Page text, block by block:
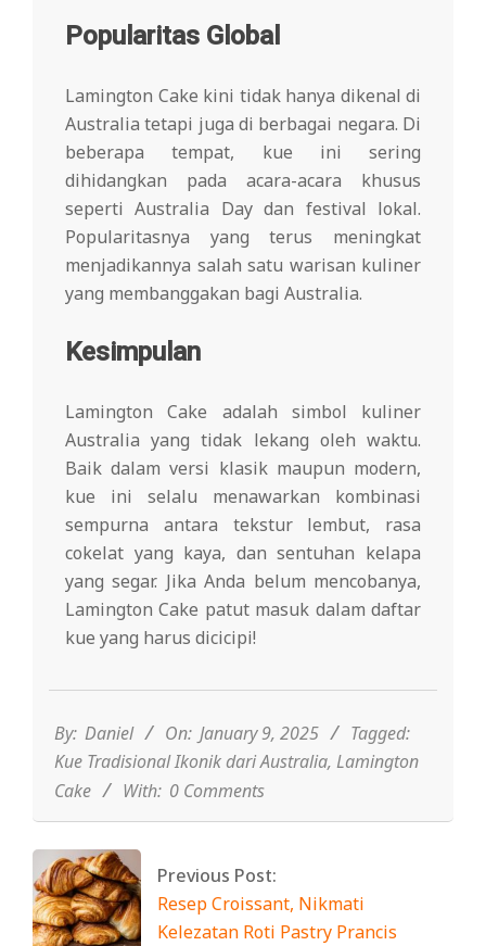
Popularitas Global
Lamington Cake kini tidak hanya dikenal di
Australia tetapi juga di berbagai negara. Di
beberapa tempat, kue ini sering
dihidangkan pada acara-acara khusus
seperti Australia Day dan festival lokal.
Popularitasnya yang terus meningkat
menjadikannya salah satu warisan kuliner
yang membanggakan bagi Australia.
Kesimpulan
Lamington Cake adalah simbol kuliner
Australia yang tidak lekang oleh waktu.
Baik dalam versi klasik maupun modern,
kue ini selalu menawarkan kombinasi
sempurna antara tekstur lembut, rasa
cokelat yang kaya, dan sentuhan kelapa
yang segar. Jika Anda belum mencobanya,
Lamington Cake patut masuk dalam daftar
kue yang harus dicicipi!
09
By: Daniel On: January 9, 2025
Tagged:
Kue Tradisional Ikonik dari Australia, Lamington
Cake
With: 0 Comments
Previous Post:
Resep Croissant, Nikmati
Kelezatan Roti Pastry Prancis